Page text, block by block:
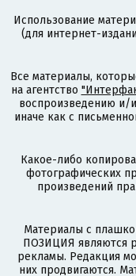
Использование
(для интернет-
Все материалы,
на агентство
воспроизведению и/
иначе как с
Какое-либо
фотографических
произведений
Материалы с
ПОЗИЦИЯ являются
рекламы. Редакция
них продвигаются.